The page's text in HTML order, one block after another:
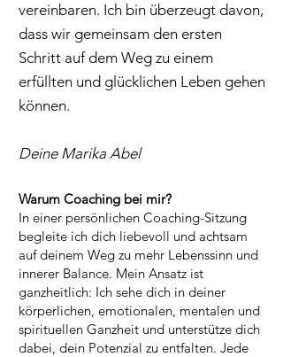
vereinbaren. Ich bin überzeugt davon,
dass wir gemeinsam den ersten
Schritt auf dem Weg zu einem
erfüllten und glücklichen Leben gehen
können.
Deine Marika Abel
Warum Coaching bei mir?
In einer persönlichen Coaching-Sitzung
begleite ich dich liebevoll und achtsam
auf deinem Weg zu mehr Lebenssinn und
innerer Balance. Mein Ansatz ist
ganzheitlich: Ich sehe dich in deiner
körperlichen, emotionalen, mentalen und
spirituellen Ganzheit und unterstütze dich
dabei, dein Potenzial zu entfalten. Jede